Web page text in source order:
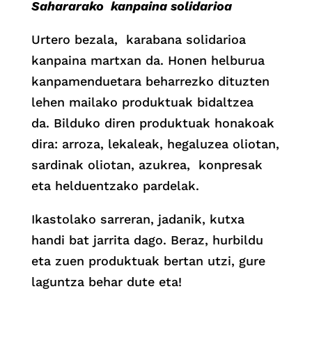
Sahararako kanpaina solidarioa
Urtero bezala, karabana solidarioa
kanpaina martxan da. Honen helburua
kanpamenduetara beharrezko dituzten
lehen mailako produktuak bidaltzea
da. Bilduko diren produktuak honakoak
dira: arroza, lekaleak, hegaluzea oliotan,
sardinak oliotan, azukrea, konpresak
eta helduentzako pardelak.
Ikastolako sarreran, jadanik, kutxa
handi bat jarrita dago. Beraz, hurbildu
eta zuen produktuak bertan utzi, gure
laguntza behar dute eta!